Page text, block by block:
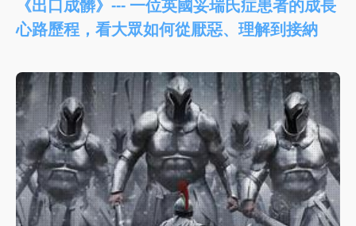
《出口成髒》--- 一位英國妥瑞氏症患者的成長
心路歷程，看大眾如何從厭惡、理解到接納